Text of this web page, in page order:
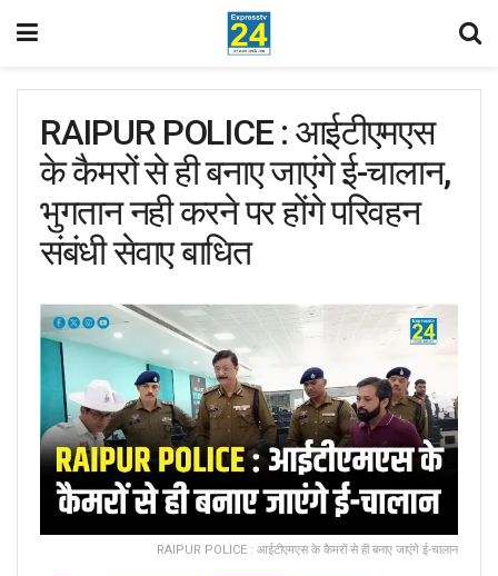
RAIPUR POLICE : आईटीएमएस
के कैमरों से ही बनाए जाएंगे ई-चालान,
भुगतान नही करने पर होंगे परिवहन
संबंधी सेवाए बाधित
RAIPUR POLICE : आईटीएमएस के कैमरों से ही बनाए जाएंगे ई-चालान